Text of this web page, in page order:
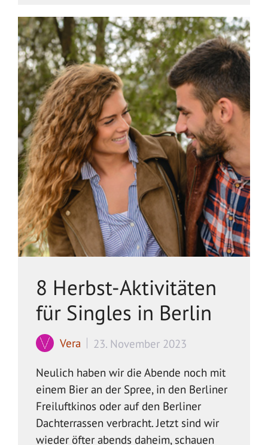
8 Herbst-Aktivitäten
für Singles in Berlin
Vera
23. November 2023
Neulich haben wir die Abende noch mit
einem Bier an der Spree, in den Berliner
Freiluftkinos oder auf den Berliner
Dachterrassen verbracht. Jetzt sind wir
wieder öfter abends daheim, schauen